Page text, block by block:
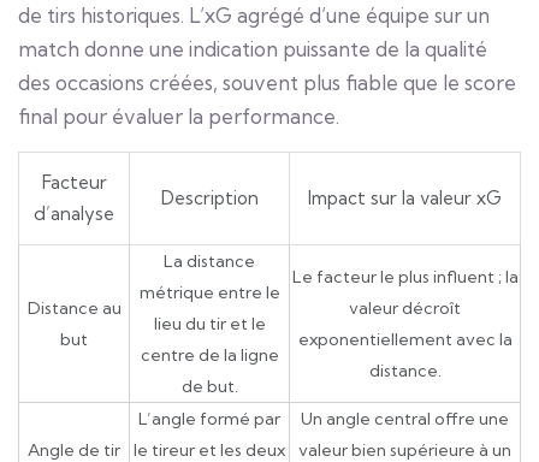
de tirs historiques. L’xG agrégé d’une équipe sur un
match donne une indication puissante de la qualité
des occasions créées, souvent plus fiable que le score
final pour évaluer la performance.
Facteur
d’analyse
Description Impact sur la valeur xG
Distance au
but
La distance
métrique entre le
lieu du tir et le
centre de la ligne
de but.
Le facteur le plus influent ; la
valeur décroît
exponentiellement avec la
distance.
Angle de tir
L’angle formé par
le tireur et les deux
Un angle central offre une
valeur bien supérieure à un